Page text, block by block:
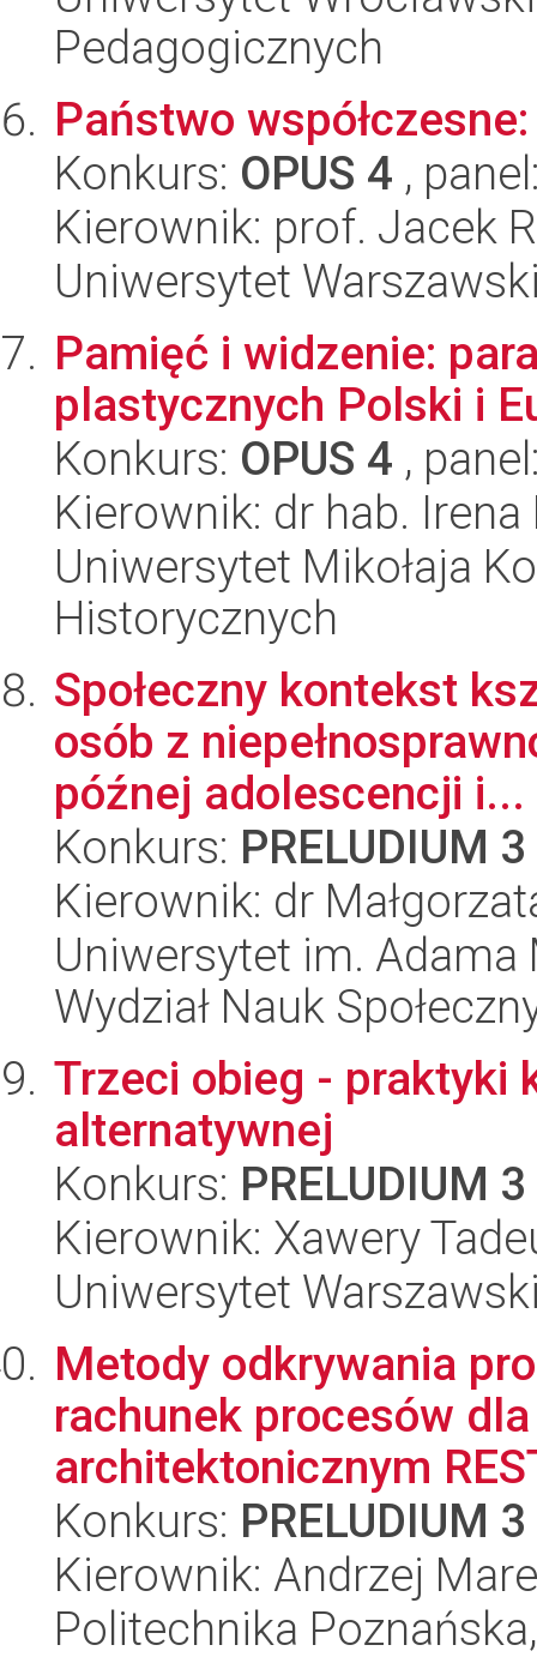
Pedagogicznych
Państwo
Konkurs: OPUS 4 ,
Kierownik: prof. Jacek
Uniwersytet
Pamięć i widzenie:
plastycznych Polski i
Konkurs: OPUS 4 ,
Kierownik: dr hab.
Uniwersytet Mikołaja
Historycznych
Społeczny kontekst
osób z
późnej adolescencji i...
Konkurs: PRELUDIUM 3
Kierownik: dr
Uniwersytet im.
Wydział Nauk
Trzeci obieg - praktyki
alternatywnej
Konkurs: PRELUDIUM 3
Kierownik: Xawery
Uniwersytet
Metody odkrywania
rachunek procesów
architektonicznym
Konkurs: PRELUDIUM 3
Kierownik: Andrzej
Politechnika